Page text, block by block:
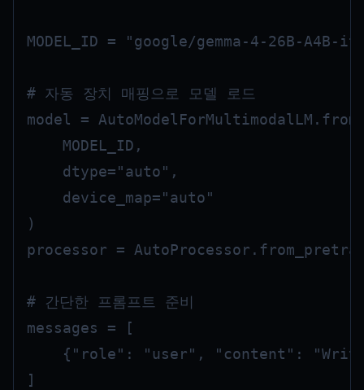
MODEL_ID = "google/gemma-4-26B-A4B-
# 자동 장치 매핑으로 모델 로드
model =
    MODEL_ID,
    dtype="auto",
    device_map="auto"
)
processor =
# 간단한 프롬프트 준비
messages = [
{"role": "user", "content":
]